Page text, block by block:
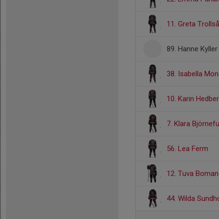
11. Greta
89. Hanne Kyller
38. Isabella
10. Karin
7. Klara
56. Lea Ferm
12. Tuva Boman
44. Wilda